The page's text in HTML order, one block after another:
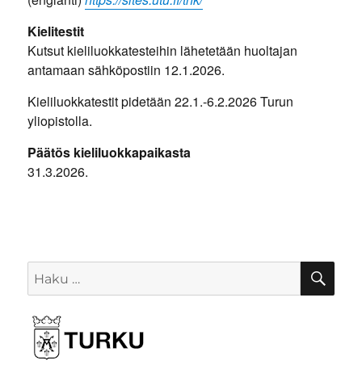
Kielitestit
Kutsut kieliluokkatesteihin lähetetään huoltajan
antamaan sähköpostiin 12.1.2026.
Kieliluokkatestit pidetään 22.1.-6.2.2026 Turun
yliopistolla.
Päätös kieliluokkapaikasta
31.3.2026.
Etsi: